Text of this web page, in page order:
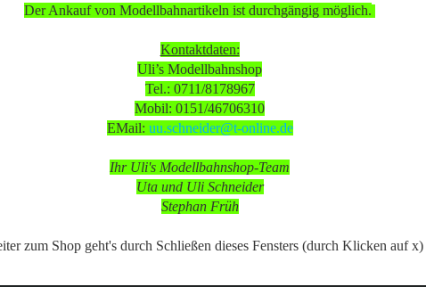
Der Ankauf von Modellbahnartikeln ist durchgängig möglich.
Kontaktdaten:
Uli’s Modellbahnshop
Tel.: 0711/8178967
Mobil: 0151/46706310
EMail: uu.schneider@t-online.de
Ihr Uli's Modellbahnshop-Team
Uta und Uli Schneider
Stephan Früh
zum Shop geht's durch Schließen dieses Fensters (durch Klicken auf x)
(12.08.26) bis Mittwoch (16.09.26)
dieser Zeit aber online, so dass Bestellungen aufgegeben werden können.
nach vorheriger Terminabsprache möglich,
Modellbahnartikeln ist durchgängig möglich.
weiter » Letzter »